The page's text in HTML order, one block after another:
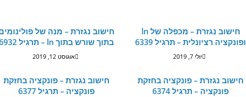
חישוב נגזרת – מנה של
בתוך שורש בתוך ln – תרגיל 6932
אוגוסט 12, 2019
חישוב נגזרת – מכפלה של ln
ופונקציה רציונלית – תרגיל 6339
יולי 7, 2019
חישוב נגזרת – פונקציה בחזקת
פונקציה – תרגיל 6377
חישוב נגזרת – פונקציה בחזקת
פונקציה – תרגיל 6374